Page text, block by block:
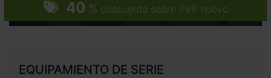
40 % descuento sobre PVP nuevo
EQUIPAMIENTO DE SERIE